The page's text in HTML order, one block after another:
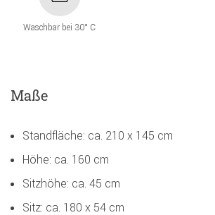
Waschbar bei 30° C
Maße
Standfläche: ca. 210 x 145 cm
Höhe: ca. 160 cm
Sitzhöhe: ca. 45 cm
Sitz: ca. 180 x 54 cm